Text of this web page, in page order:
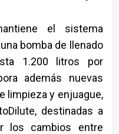
el sistema
bomba de llenado
1.200 litros por
además nuevas
limpieza y enjuague,
destinadas a
los cambios entre